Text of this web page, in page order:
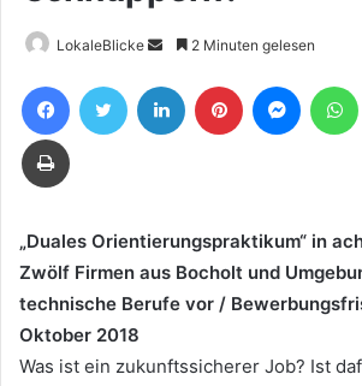
LokaleBlicke
Sende
eine
E-
2 Minuten gelesen
FacebookTwitter LinkedIn Pinterest
Drucken
„Duales Orientierungspraktikum“ in
Zwölf Firmen aus Bocholt und
technische Berufe vor /
Oktober 2018
Was ist ein zukunftssicherer Job? Ist